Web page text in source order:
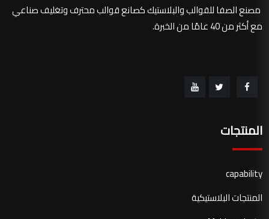
مصنع الصفا للقوالب والبلاستيك كصانع قوالب محترف وتغليف صناعي
مع أكثر من 40 عامًا من الخبرة.
المنتجات
capability
المنتجات البلاستيكية